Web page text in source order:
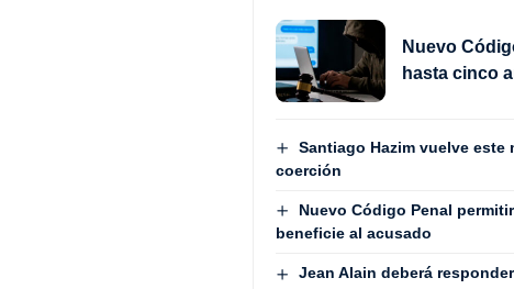
Nuevo
hasta cinco
Santiago Hazim vuelve
coerción
Nuevo Código Penal
beneficie al acusado
Jean Alain deberá